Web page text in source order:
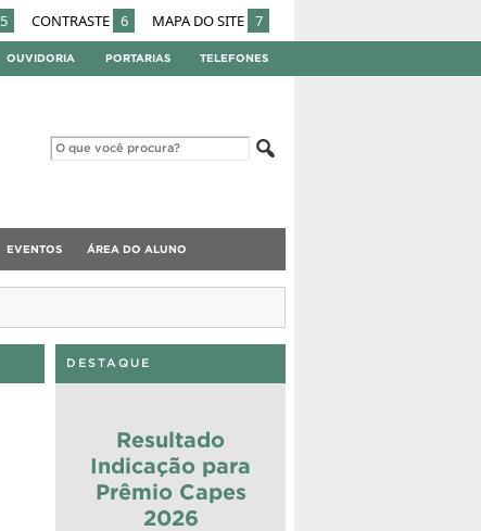
5 CONTRASTE 6 MAPA DO SITE 7
OUVIDORIA PORTARIAS TELEFONES
EVENTOS ÁREA DO ALUNO
DESTAQUE
Resultado
Indicação para
Prêmio Capes
2026